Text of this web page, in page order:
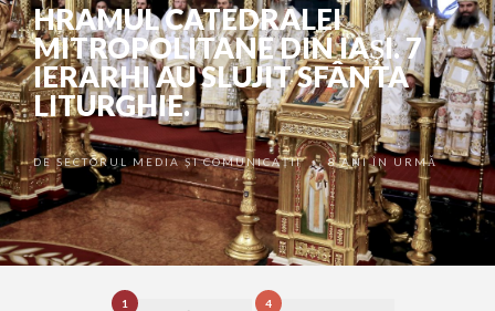
HRAMUL CATEDRALEI
MITROPOLITANE DIN IAȘI. 7
IERARHI AU SLUJIT SFÂNTA
LITURGHIE.
DESECTORUL MEDIA ȘI COMUNICAȚII • 8 ANI ÎN URMĂ
1 4